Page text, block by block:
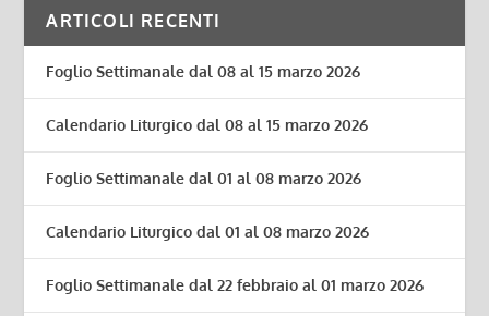
ARTICOLI RECENTI
Foglio Settimanale dal 08 al 15 marzo 2026
Calendario Liturgico dal 08 al 15 marzo 2026
Foglio Settimanale dal 01 al 08 marzo 2026
Calendario Liturgico dal 01 al 08 marzo 2026
Foglio Settimanale dal 22 febbraio al 01 marzo 2026